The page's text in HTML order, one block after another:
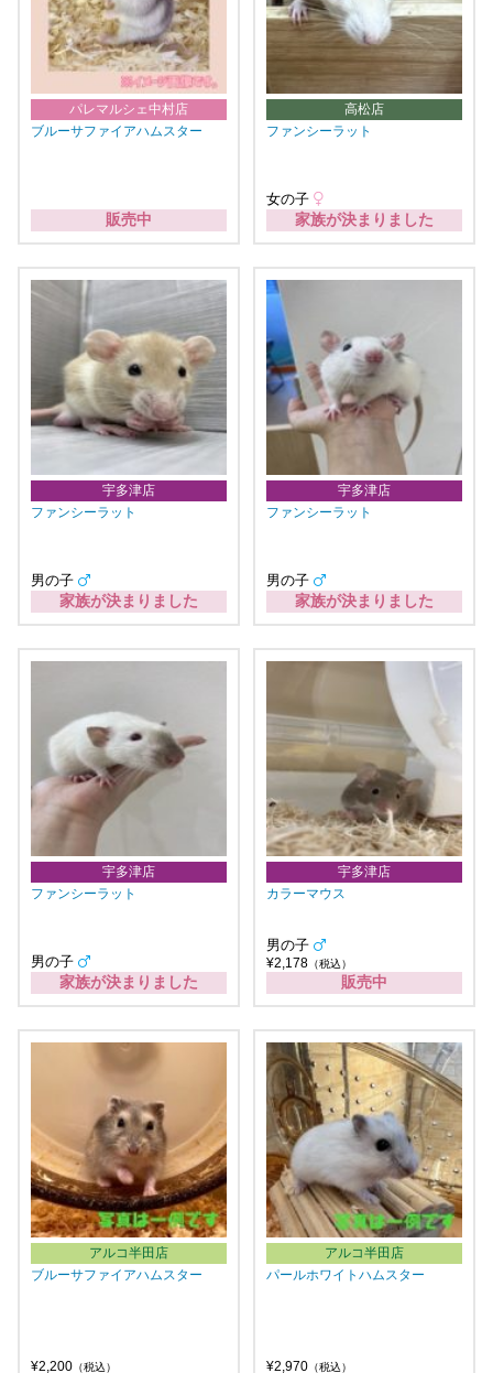
パレマルシェ中村店
ブルーサファイアハムスター
販売中
高松店
ファンシーラット
女の子
家族が決まりました
宇多津店
ファンシーラット
男の子
家族が決まりました
宇多津店
ファンシーラット
男の子
家族が決まりました
宇多津店
ファンシーラット
男の子
家族が決まりました
宇多津店
カラーマウス
男の子
¥2,178 （税込）
販売中
アルコ半田店
ブルーサファイアハムスター
¥2,200 （税込）
アルコ半田店
パールホワイトハムスター
¥2,970 （税込）